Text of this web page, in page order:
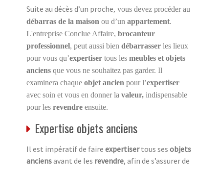
Suite au décès d’un proche, vous devez procéder au
débarras de la maison ou d’un appartement.
L'entreprise Conclue Affaire, brocanteur
professionnel, peut aussi bien débarrasser les lieux
pour vous qu’expertiser tous les meubles et objets
anciens que vous ne souhaitez pas garder. Il
examinera chaque objet ancien pour l’expertiser
avec soin et vous en donner la valeur, indispensable
pour les revendre ensuite.
Expertise objets anciens
Il est impératif de faire expertisertous ses objets
anciensavant de les revendre, afin de s’assurer de